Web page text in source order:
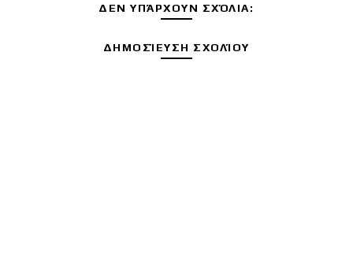
ΔΕΝ ΥΠΆΡΧΟΥΝ ΣΧΌΛΙΑ:
ΔΗΜΟΣΊΕΥΣΗ ΣΧΟΛΊΟΥ